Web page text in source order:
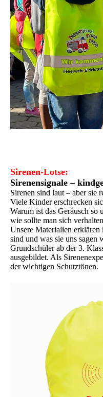
Sirenen-Lotse:
Sirenensignale –
Sirenen sind laut – aber sie
Viele Kinder erschrecken
Warum ist das Geräusch so
wie sollte man sich
Unsere Materialien
sind und was sie uns sagen
Grundschüler ab der 3.
ausgebildet. Als
der wichtigen Schutztönen.